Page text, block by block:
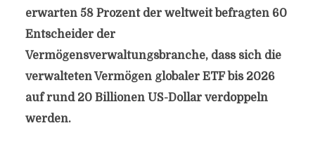
erwarten 58 Prozent der weltweit befragten 60
Entscheider der
Vermögensverwaltungsbranche, dass sich die
verwalteten Vermögen globaler ETF bis 2026
auf rund 20 Billionen US-Dollar verdoppeln
werden.